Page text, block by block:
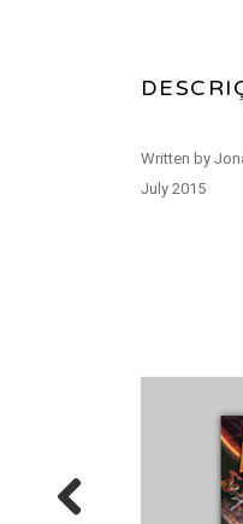
Written by
July 2015